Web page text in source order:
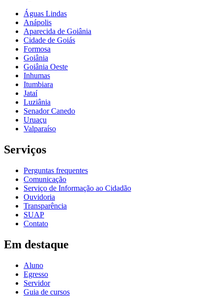
Águas Lindas
Anápolis
Aparecida de Goiânia
Cidade de Goiás
Formosa
Goiânia
Goiânia Oeste
Inhumas
Itumbiara
Jataí
Luziânia
Senador Canedo
Uruaçu
Valparaíso
Serviços
Perguntas frequentes
Comunicação
Serviço de Informação ao Cidadão
Ouvidoria
Transparência
SUAP
Contato
Em destaque
Aluno
Egresso
Servidor
Guia de cursos